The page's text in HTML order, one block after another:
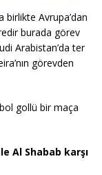
birlikte Avrupa’dan
burada görev
Arabistan’da ter
görevden
gollü bir maça
Al Shabab karşı